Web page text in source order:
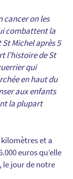
cancer on les
combattent la
Michel après 5
l’histoire de St
qui
en haut du
aux enfants
la plupart
et a
euros qu’elle
le jour de notre